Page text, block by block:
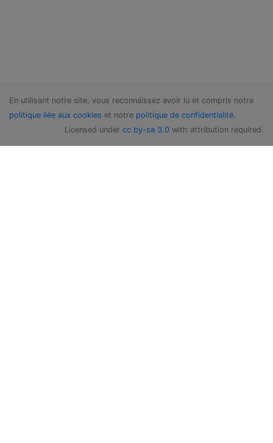
En utilisant notre site, vous reconnaissez avoir lu et compris notre
politique liée aux cookies et notre politique de confidentialité.
Licensed under cc by-sa 3.0 with attribution required.